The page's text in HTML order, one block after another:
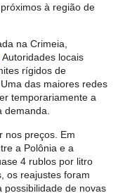
à região de
na Crimeia,
Autoridades locais
rígidos de
das maiores redes
temporariamente a
demanda.
nos preços. Em
a Polônia e a
4 rublos por litro
os reajustes foram
possibilidade de novas